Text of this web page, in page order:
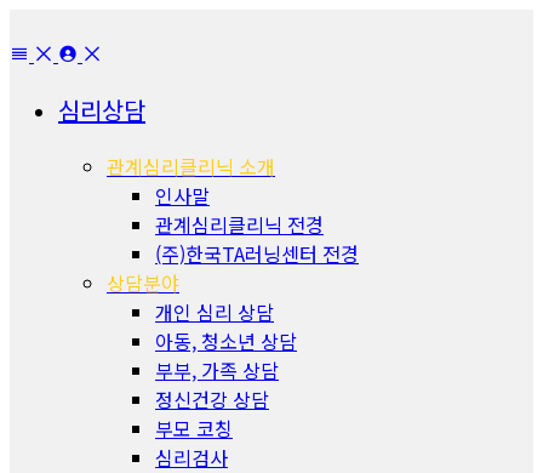
심리상담
관계심리클리닉 소개
인사말
관계심리클리닉 전경
(주)한국TA러닝센터 전경
상담분야
개인 심리 상담
아동, 청소년 상담
부부, 가족 상담
정신건강 상담
부모 코칭
심리검사